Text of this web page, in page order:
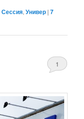
Сессия,Универ |7
1